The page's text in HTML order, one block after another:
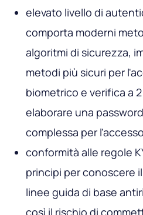
elevato livello di
comporta moderni
algoritmi di sicurezza,
metodi più sicuri per
biometrico e verifica a
elaborare una
complessa per
conformità alle regole
principi per conoscere
linee guida di base
così il rischio di